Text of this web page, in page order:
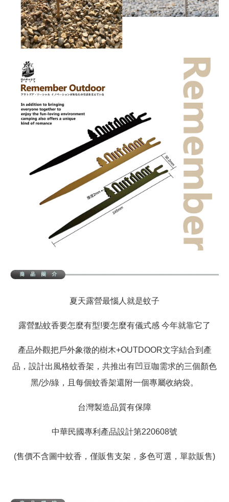
夏天露營最惱人就是蚊子
露營點蚊香要怎麼有型!要怎麼有儀式感 今年就靠它了
產品外觀把戶外象徵的樹木+OUTDOOR文字結合到產
品，設計出風格蚊香架，共推出有凹豆咖需求的三個顏色
黑/沙/綠，且每個蚊香架還附一個專屬收納袋。
台灣製造品質有保障
中華民國專利產品設計第220608號
(售價不含圖中蚊香，僅販售支架，多色可選，單款販售)